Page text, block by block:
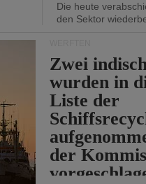
Die heute
den Sektor
Zwei
wurden in
Liste der
der